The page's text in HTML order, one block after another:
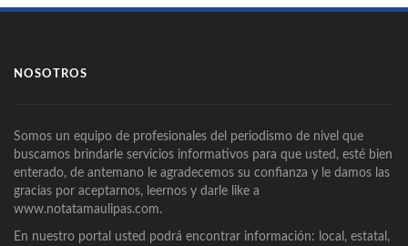
NOSOTROS
Somos un equipo de profesionales del periodismo de nivel que
buscamos brindarle servicios informativos para que usted, esté bien
enterado, de antemano le agradecemos su confianza y le damos las
gracias por aceptarnos, leernos y darle like a
www.notatamaulipas.com.
En nuestro portal usted podrá encontrar información: local, estatal,